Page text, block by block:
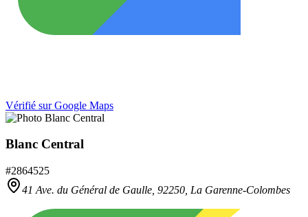
Vérifié sur Google Maps
Blanc Central
#2864525
41 Ave. du Général de Gaulle, 92250 La Garenne-Colombes